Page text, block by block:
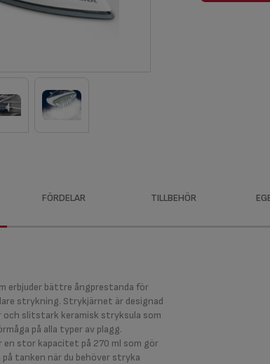
FÖRDELAR TILLBEHÖR
erbjuder bättre ångprestanda för
strykning. Strykjärnet är designad
och slitstark keramisk stryksula som
på alla typer av plagg.
stor kapacitet på 270 ml som gör
tanken när du behöver stryka